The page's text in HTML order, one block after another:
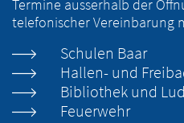
Termine ausserhalb der
telefonischer Vereinbarung
Schulen Baar
Hallen- und
Bibliothek und
Feuerwehr